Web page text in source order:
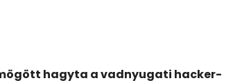
hagyta a vadnyugati hacker-